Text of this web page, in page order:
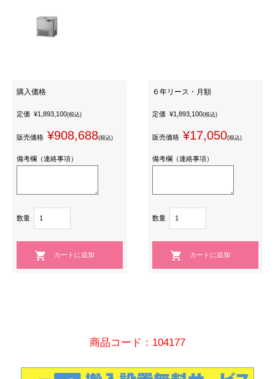
購入価格
定価 ¥1,893,100(税込)
販売価格 ¥908,688(税込)
備考欄（連絡事項）
数量
６年リース・月額
定価 ¥1,893,100(税込)
販売価格 ¥17,050(税込)
備考欄（連絡事項）
数量
商品コード：104177